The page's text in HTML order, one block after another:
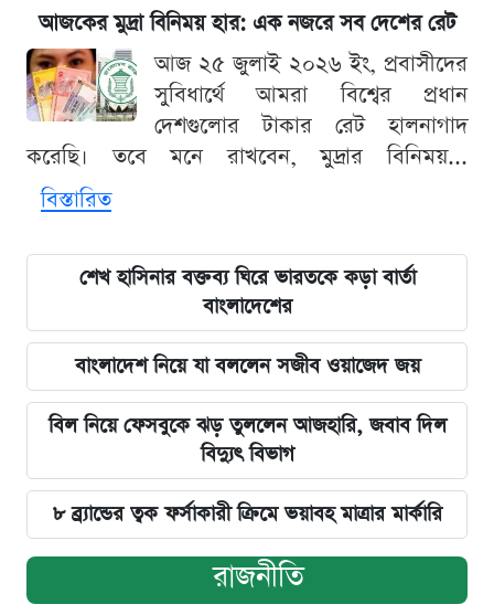
আজকের মুদ্রা বিনিময় হার: এক নজরে সব দেশের রেট
আজ ২৫ জুলাই ২০২৬ ইং, প্রবাসীদের
সুবিধার্থে আমরা বিশ্বের প্রধান
দেশগুলোর টাকার রেট হালনাগাদ
করেছি। তবে মনে রাখবেন, মুদ্রার বিনিময়...
বিস্তারিত
শেখ হাসিনার বক্তব্য ঘিরে ভারতকে কড়া বার্তা
বাংলাদেশের
বাংলাদেশ নিয়ে যা বললেন সজীব ওয়াজেদ জয়
বিল নিয়ে ফেসবুকে ঝড় তুললেন আজহারি, জবাব দিল
বিদ্যুৎ বিভাগ
৮ ব্র্যান্ডের ত্বক ফর্সাকারী ক্রিমে ভয়াবহ মাত্রার মার্কারি
রাজনীতি